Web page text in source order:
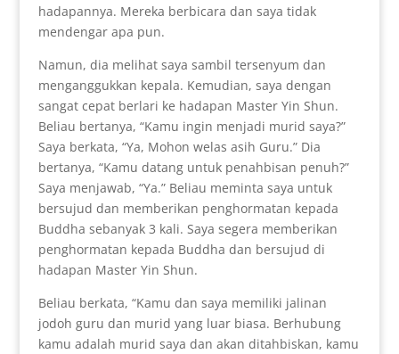
hadapannya. Mereka berbicara dan saya tidak
mendengar apa pun.
Namun, dia melihat saya sambil tersenyum dan
menganggukkan kepala. Kemudian, saya dengan
sangat cepat berlari ke hadapan Master Yin Shun.
Beliau bertanya, “Kamu ingin menjadi murid saya?”
Saya berkata, “Ya, Mohon welas asih Guru.” Dia
bertanya, “Kamu datang untuk penahbisan penuh?”
Saya menjawab, “Ya.” Beliau meminta saya untuk
bersujud dan memberikan penghormatan kepada
Buddha sebanyak 3 kali. Saya segera memberikan
penghormatan kepada Buddha dan bersujud di
hadapan Master Yin Shun.
Beliau berkata, “Kamu dan saya memiliki jalinan
jodoh guru dan murid yang luar biasa. Berhubung
kamu adalah murid saya dan akan ditahbiskan, kamu